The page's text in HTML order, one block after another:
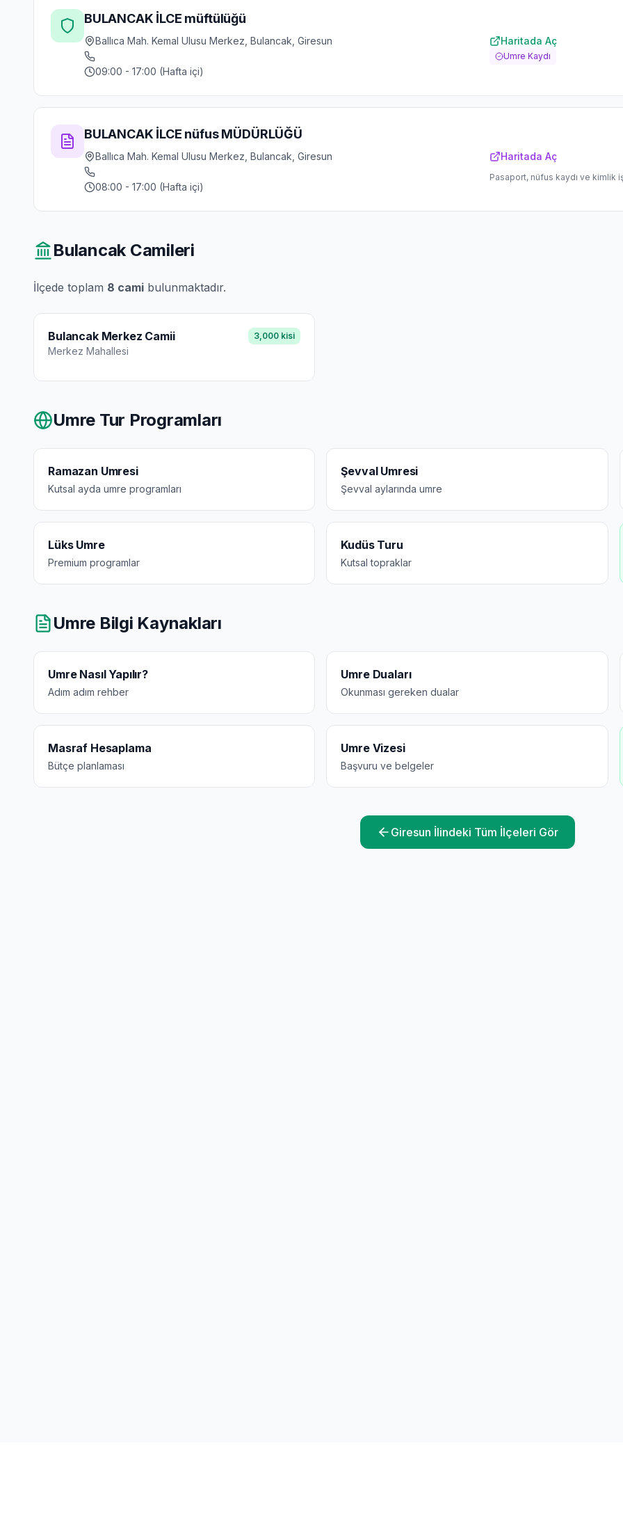
BULANCAK İLCE müftülüğü
Ballıca Mah. Kemal Ulusu Merkez, Bulancak, Giresun
09:00 - 17:00 (Hafta içi)
Haritada Aç
Umre Kaydı
BULANCAK İLCE nüfus MÜDÜRLÜĞÜ
Ballıca Mah. Kemal Ulusu Merkez, Bulancak, Giresun
08:00 - 17:00 (Hafta içi)
Haritada Aç
Pasaport, nüfus kaydı ve kimlik
BulancakCamileri
İlçede toplam 8 cami bulunmaktadır.
Bulancak Merkez Camii
Merkez Mahallesi
3,000 kisi
Umre Tur Programları
Ramazan Umresi
Kutsal ayda umre programları
Şevval Umresi
Şevval aylarında umre
Lüks Umre
Premium programlar
Kudüs Turu
Kutsal topraklar
Umre Bilgi Kaynakları
Umre Nasıl Yapılır?
Adım adım rehber
Umre Duaları
Okunması gereken dualar
Masraf Hesaplama
Bütçe planlaması
Umre Vizesi
Başvuru ve belgeler
Giresun İlindeki Tüm İlçeleri Gör